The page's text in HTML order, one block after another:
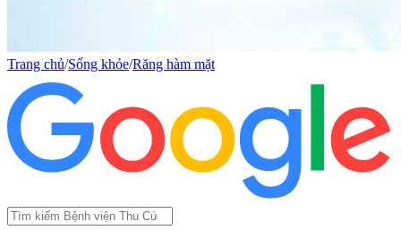
Trang chủ/Sống khỏe/Răng hàm mặt